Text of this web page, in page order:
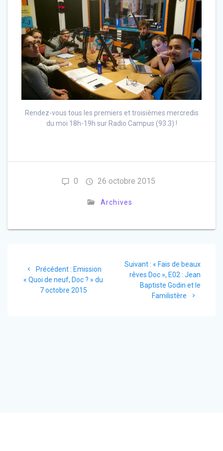
Rendez-vous tous les premiers et troisièmes mercredis
du moi 18h-19h sur Radio Campus (93.3) !
0 26 octobre 2015
Archives
Précédent : Emission
« Quoi de neuf, Doc ? » du
7 octobre 2015
Suivant : « Fais de beaux
rêves Doc », E02 : Jean
Baptiste Godin et le
Familistère